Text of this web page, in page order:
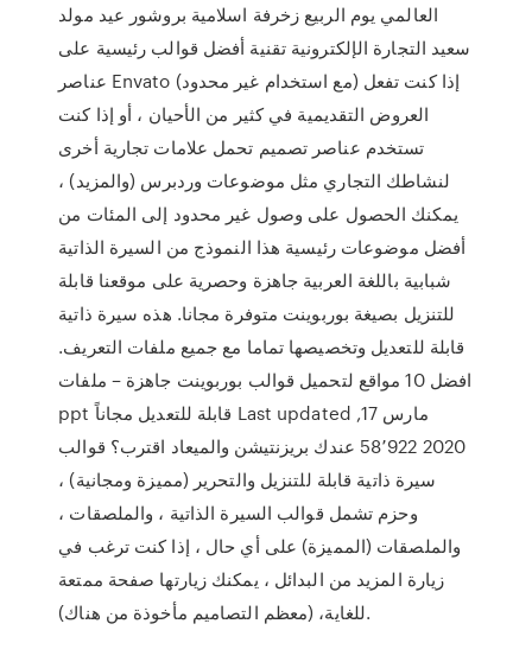
العالمي يوم الربيع زخرفة اسلامية بروشور عيد مولد
سعيد التجارة الإلكترونية تقنية أفضل قوالب رئيسية على
عناصر Envato (مع استخدام غير محدود) إذا كنت تفعل
العروض التقديمية في كثير من الأحيان ، أو إذا كنت
تستخدم عناصر تصميم تحمل علامات تجارية أخرى
لنشاطك التجاري مثل موضوعات وردبرس (والمزيد) ،
يمكنك الحصول على وصول غير محدود إلى المئات من
أفضل موضوعات رئيسية هذا النموذج من السيرة الذاتية
شبابية باللغة العربية جاهزة وحصرية على موقعنا قابلة
للتنزيل بصيغة بوربوينت متوفرة مجانا. هذه سيرة ذاتية
قابلة للتعديل وتخصيصها تماما مع جميع ملفات التعريف.
افضل 10 مواقع لتحميل قوالب بوربوينت جاهزة – ملفات
ppt قابلة للتعديل مجاناً Last updated مارس 17,
2020 58٬922 عندك بريزنتيشن والميعاد اقترب؟ قوالب
سيرة ذاتية قابلة للتنزيل والتحرير (مميزة ومجانية) ،
وحزم تشمل قوالب السيرة الذاتية ، والملصقات ،
والملصقات (المميزة) على أي حال ، إذا كنت ترغب في
زيارة المزيد من البدائل ، يمكنك زيارتها صفحة ممتعة
للغاية، (معظم التصاميم مأخوذة من هناك).